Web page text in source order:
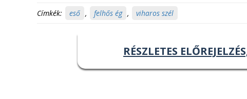
Címkék: eső , felhős ég , viharos szél
RÉSZLETES